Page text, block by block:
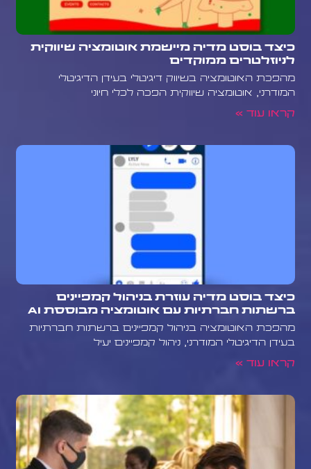
כיצד בוסט מדיה מיישמת אוטומציה שיווקית
לניוזלטרים ממוקדים
מהפכת האוטומציה בשיווק דיגיטלי בעידן הדיגיטלי
המודרני, אוטומציה שיווקית הפכה לכלי חיוני
קראו עוד »
כיצד בוסט מדיה עוזרת בניהול קמפיינים
ברשתות חברתיות עם אוטומציה מבוססת AI
מהפכת האוטומציה בניהול קמפיינים ברשתות חברתיות
בעידן הדיגיטלי המודרני, ניהול קמפיינים יעיל
קראו עוד »